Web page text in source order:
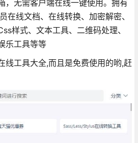
，无需客户端在线一键使用。拥有
在线文档、在线转换、加密解密、
样式、文本工具、二维码处理、
乐工具等等
线工具大全,而且是免费使用的哟,赶